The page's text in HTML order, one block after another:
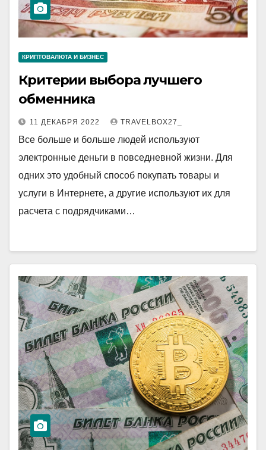
КРИПТОВАЛЮТА И БИЗНЕС
Критерии выбора лучшего
обменника
11 ДЕКАБРЯ 2022 TRAVELBOX27_
Все больше и больше людей используют
электронные деньги в повседневной жизни. Для
одних это удобный способ покупать товары и
услуги в Интернете, а другие используют их для
расчета с подрядчиками…